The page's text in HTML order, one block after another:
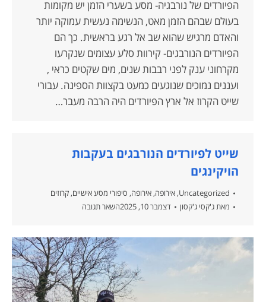
הפיורדים של נורבגיה- מסע בשערי הזמן יש מקומות
בעולם שבהם הזמן מאט, הנשימה נעשית עמוקה יותר
והאדם מרגיש שהוא שב אל רגע בראשית. כך הם
הפיורדים הנורבגים- קירוות סלע עצומים שנקרעו
מקרחוני ענק לפני רבבות שנים, מים שקטים כראי ,
ועננים נמוכים שנוגעים כמעט בקצוות הספינה. עבורי
שייט הקרוז אל ארץ הפיורדים היה הרבה מעבר…
שייט לפיורדים הנורבגים בעקבות
הויקינגים
Uncategorized
, אירופה, אירופה, סיפורי מסע אישיים, קרוזים
מאתג'קסי ג'קסון דצמבר 10, 2025 השאר תגובה